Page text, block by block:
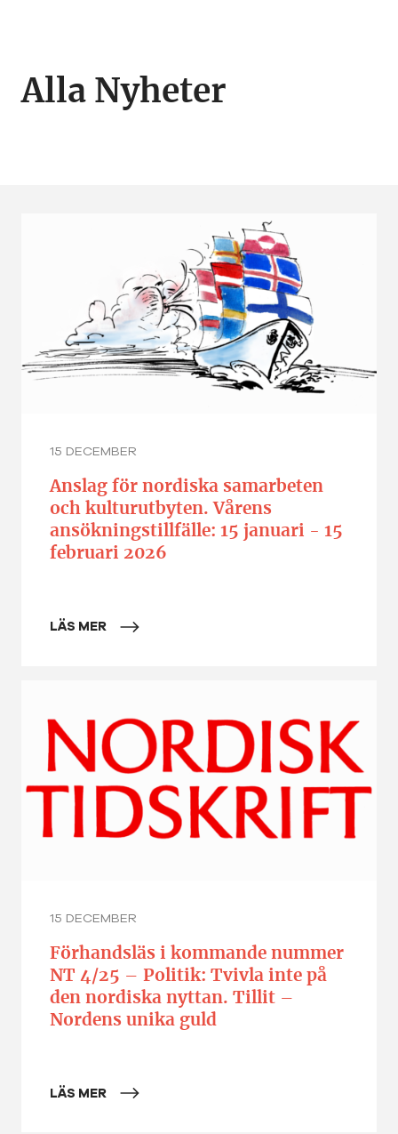
Alla Nyheter
15 DECEMBER
Anslag för nordiska samarbeten
och kulturutbyten. Vårens
ansökningstillfälle: 15 januari - 15
februari 2026
LÄS MER
15 DECEMBER
Förhandsläs i kommande nummer
NT 4/25 – Politik: Tvivla inte på
den nordiska nyttan. Tillit –
Nordens unika guld
LÄS MER